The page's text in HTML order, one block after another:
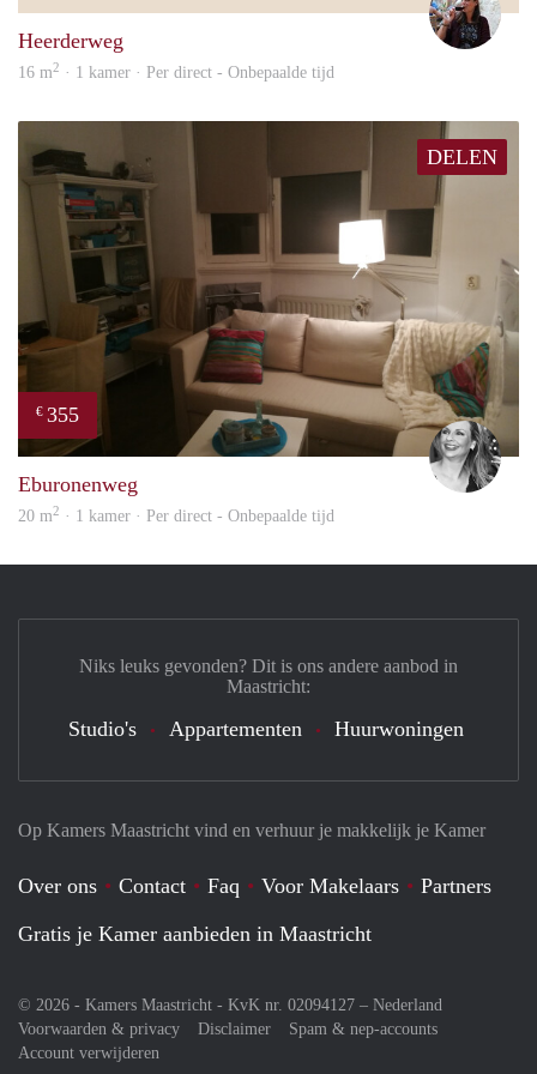
Heerderweg
16 m2 · 1 kamer · Per direct - Onbepaalde tijd
DELEN
€ 355
Eburonenweg
20 m2 · 1 kamer · Per direct - Onbepaalde tijd
Op Kamers Maastricht vind en verhuur je makkelijk je Kamer
Over ons Contact Faq Voor Makelaars
Partners
Gratis je Kamer aanbieden in Maastricht
© 2026 - Kamers Maastricht - KvK nr. 02094127 – Nederland
Voorwaarden & privacy
Disclaimer
Spam & nep-accounts
Account verwijderen
Niks leuks gevonden? Dit is ons andere aanbod in
Maastricht:
Studio's Appartementen Huurwoningen